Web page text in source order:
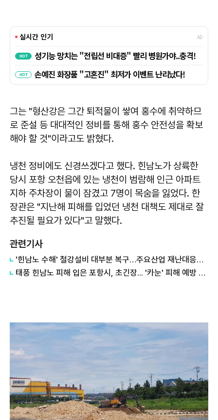
그는 "형산강은 그간 퇴적물이 쌓여 홍수에 취약하므
로 준설 등 대대적인 정비를 통해 홍수 안전성을 확보
해야 할 것"이라고도 밝혔다.
냉천 정비에도 신경쓰겠다고 했다. 힌남노가 상륙한
당시 포항 오천읍에 있는 냉천이 범람해 인근 아파트
지하 주차장이 물이 잠겼고 7명이 목숨을 잃었다. 한
장관은 "지난해 피해를 입었던 냉천 대책도 제대로 잘
추진될 필요가 있다"고 말했다.
관련기사
​'힌남노 수해' 철강설비 대부분 복구…주요산업 재난대응체계 수립 법제화
태풍 힌남노 피해 입은 포항시, 초긴장... '카눈' 피해 예방 위험 지역 주민 대피 행정명령 발령